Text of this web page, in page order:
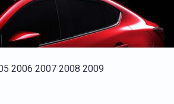
2006 2007 2008 2009